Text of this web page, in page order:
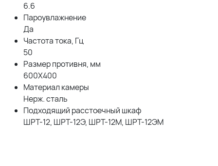
6.6
Пароувлажнение
Да
Частота тока, Гц
50
Размер противня, мм
600Х400
Материал камеры
Нерж. сталь
Подходящий расстоечный шкаф
ШРТ-12, ШРТ-12Э, ШРТ-12М, ШРТ-12ЭМ